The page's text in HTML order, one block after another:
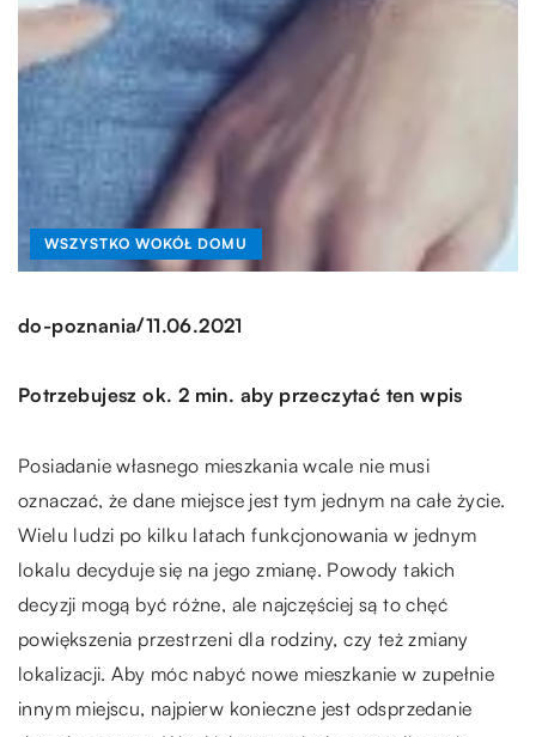
WSZYSTKO WOKÓŁ DOMU
do-poznania/11.06.2021
Potrzebujesz ok. 2 min. aby przeczytać ten wpis
Posiadanie własnego mieszkania wcale nie musi
oznaczać, że dane miejsce jest tym jednym na całe życie.
Wielu ludzi po kilku latach funkcjonowania w jednym
lokalu decyduje się na jego zmianę. Powody takich
decyzji mogą być różne, ale najczęściej są to chęć
powiększenia przestrzeni dla rodziny, czy też zmiany
lokalizacji. Aby móc nabyć nowe mieszkanie w zupełnie
innym miejscu, najpierw konieczne jest odsprzedanie